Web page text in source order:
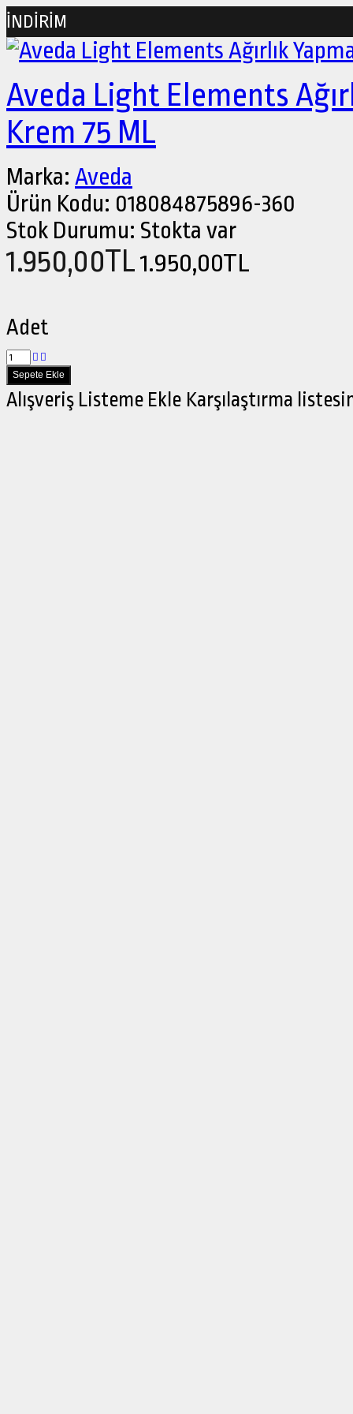
İNDİRİM
Aveda Light Elements
Krem 75 ML
Marka: Aveda
Ürün Kodu: 018084875896-360
Stok Durumu: Stokta var
1.950,00TL1.950,00TL
Adet
Alışveriş Listeme Ekle Karşılaştırma